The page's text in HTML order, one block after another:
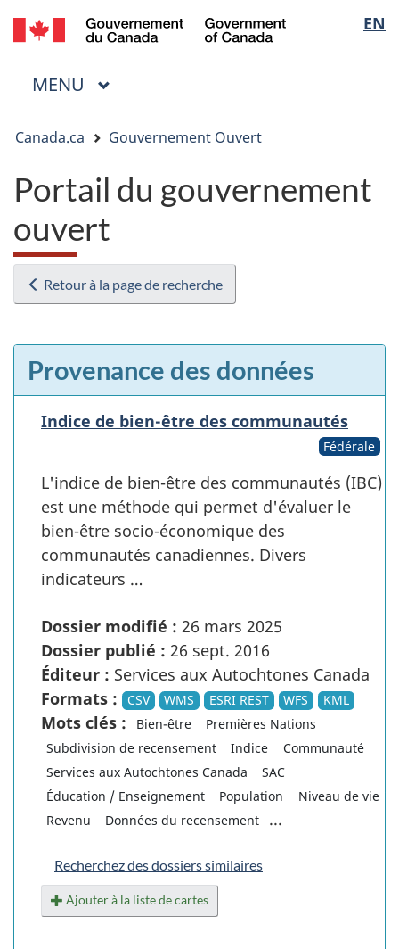
Passer
au
contenu
Passer
à
« Au
Passer
à
la
EN
of
Menu
MENU PRINCIPAL
êtes
ici
Canada.ca Gouvernement Ouvert
Portail du gouvernement
ouvert
Retour à la page de recherche
Provenance des données
Indice de bien-être des communautés
Fédérale
L'indice de bien-être des communautés (IBC)
est une méthode qui permet d'évaluer le
bien-être socio-économique des
communautés canadiennes. Divers
indicateurs …
Dossier modifié : 26 mars 2025
Dossier publié : 26 sept. 2016
Éditeur : Services aux Autochtones Canada
Formats :
CSV WMS ESRI REST WFS KML
Mots clés : Bien-être
Premières Nations
Subdivision de recensement
Indice
Communauté
Services aux Autochtones Canada
SAC
Éducation / Enseignement
Population
Niveau de vie
Revenu
Données du recensement ...
Recherchez des dossiers similaires
Ajouter à la liste de cartes